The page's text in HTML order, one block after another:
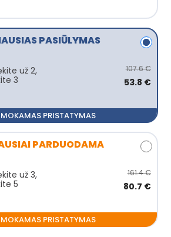
PASIŪLYMAS
už 2,
3
107.6 €
53.8 €
PRISTATYMAS
PARDUODAMA
už 3,
5
161.4 €
80.7 €
PRISTATYMAS